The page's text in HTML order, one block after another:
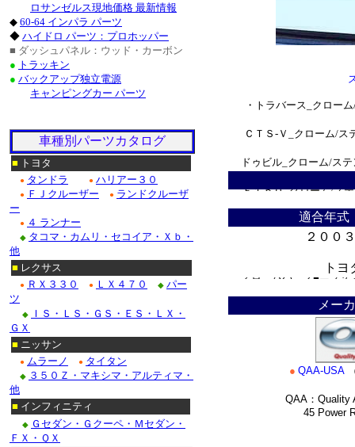
適合年式
２００
ト
メー
● QAA-USA
QAA：Quality
45 Power
ＧＳ４６０_クローム/
ステンレス_パーツ・
・トラバース_クロー
ＣＴＳ-Ｖ_クローム/ス
ドゥビル_クローム/ス
Ｆ１５０_クローム/ス
クローム/ステンレス
クロームパーツ■ニッ
・テラノ_クローム/
/ステンレス_パーツ・
Ｍ３５_クローム/ステ
■ホンダ：アコード_
ロサンゼルス現地価格 最新情報
◆ 60-64 インパラ パーツ
◆ ハイドロ パーツ：プロホッパー
■ ダッシュパネル：ウッド・カーボン
● トラッキン
● バックアップ独立電源
キャンピングカー パーツ
車種別パーツカタログ
■ トヨタ
● タンドラ ● ハリアー３０
● ＦＪクルーザー ● ランドクルーザ
ー
● ４ ランナー
◆ タコマ・カムリ・セコイア・Ｘｂ・
他
■ レクサス
● ＲＸ３３０ ● ＬＸ４７０ ◆ パー
ツ
◆
ＩＳ・ＬＳ・ＧＳ・ＥＳ・ＬＸ・
ＧＸ
■ ニッサン
● ムラーノ ● タイタン
◆ ３５０Ｚ・マキシマ・アルティマ・
他
■ インフィニティ
◆ Ｇセダン・Ｇクーペ・Ｍセダン・
ＦＸ・ＱＸ